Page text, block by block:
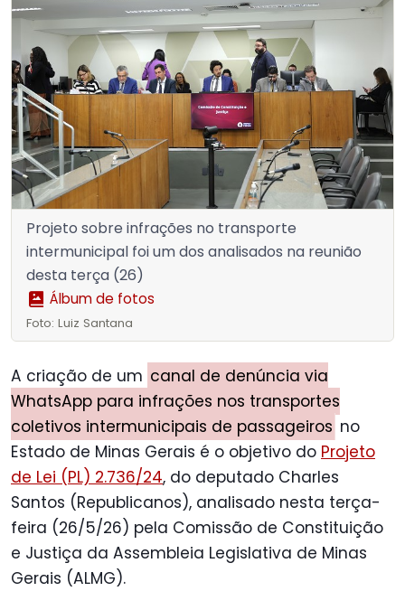
Projeto sobre infrações no transporte
intermunicipal foi um dos analisados na reunião
desta terça (26)
Álbum de fotos
Foto: Luiz Santana
A criação de um canal de denúncia via
WhatsApp para infrações nos transportes
coletivos intermunicipais de passageiros no
Estado de Minas Gerais é o objetivo do Projeto
de Lei (PL) 2.736/24, do deputado Charles
Santos (Republicanos), analisado nesta terça-
feira (26/5/26) pela Comissão de Constituição
e Justiça da Assembleia Legislativa de Minas
Gerais (ALMG).